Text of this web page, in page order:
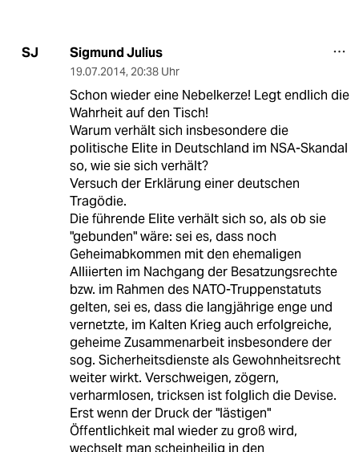
SJ Sigmund Julius
19.07.2014, 20:38 Uhr
Schon wieder eine Nebelkerze! Legt endlich die
Wahrheit auf den Tisch!
Warum verhält sich insbesondere die
politische Elite in Deutschland im NSA-Skandal
so, wie sie sich verhält?
Versuch der Erklärung einer deutschen
Tragödie.
Die führende Elite verhält sich so, als ob sie
"gebunden" wäre: sei es, dass noch
Geheimabkommen mit den ehemaligen
Alliierten im Nachgang der Besatzungsrechte
bzw. im Rahmen des NATO-Truppenstatuts
gelten, sei es, dass die langjährige enge und
vernetzte, im Kalten Krieg auch erfolgreiche,
geheime Zusammenarbeit insbesondere der
sog. Sicherheitsdienste als Gewohnheitsrecht
weiter wirkt. Verschweigen, zögern,
verharmlosen, tricksen ist folglich die Devise.
Erst wenn der Druck der "lästigen"
Öffentlichkeit mal wieder zu groß wird,
wechselt man scheinheilig in den